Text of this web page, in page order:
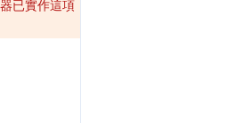
已實作這項